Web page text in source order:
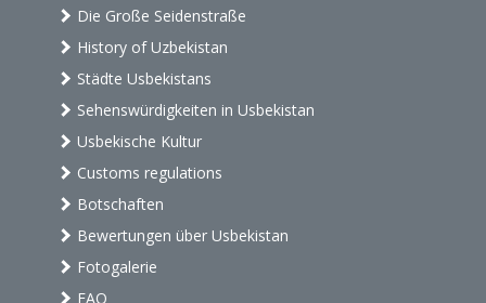
Die Große Seidenstraße
History of Uzbekistan
Städte Usbekistans
Sehenswürdigkeiten in Usbekistan
Usbekische Kultur
Customs regulations
Botschaften
Bewertungen über Usbekistan
Fotogalerie
FAQ